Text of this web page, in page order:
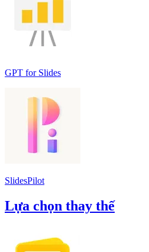
GPT for Slides
SlidesPilot
Lựa chọn thay thế